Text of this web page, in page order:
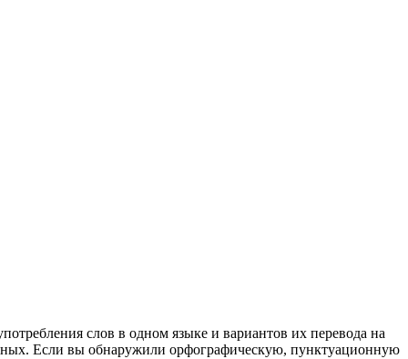
слов в одном языке и вариантов их перевода на
Если вы обнаружили орфографическую, пунктуационную